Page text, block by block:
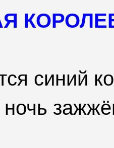
синий
ночь